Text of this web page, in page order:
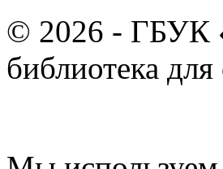
© 2026 - ГБУК
библиотека